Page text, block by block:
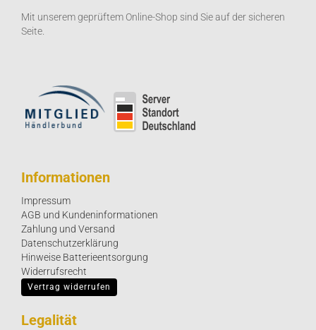
Mit unserem geprüftem Online-Shop sind Sie auf der sicheren
Seite.
Informationen
Impressum
AGB und Kundeninformationen
Zahlung und Versand
Datenschutzerklärung
Hinweise Batterieentsorgung
Widerrufsrecht
Vertrag widerrufen
Legalität